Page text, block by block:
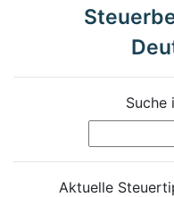
Suche
Aktuelle